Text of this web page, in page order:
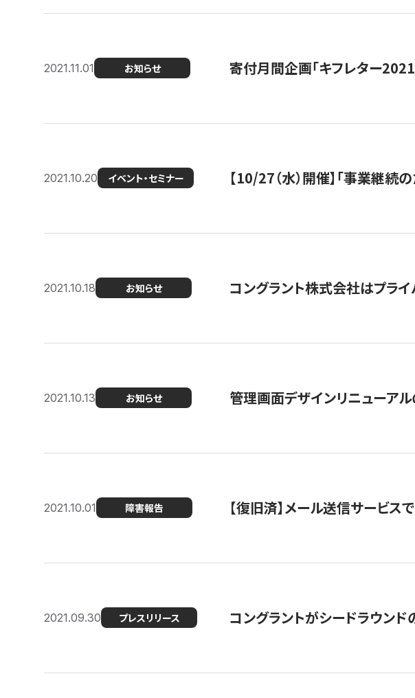
2021.11.01 お知らせ 寄付月間企画「キフレター
2021.10.20 イベント・セミナー 【10/27（水）開催】「事業継続
2021.10.18 お知らせ コングラント株式会社はプラ
2021.10.13 お知らせ 管理画面デザインリニューア
2021.10.01 障害報告 【復旧済】メール送信サービ
2021.09.30 プレスリリース コングラントがシードラウン